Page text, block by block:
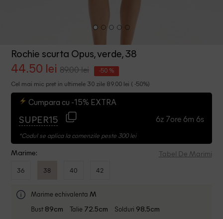
Rochie scurta Opus, verde, 38
44.50 lei 89.00 lei -50 %
Cel mai mic pret in ultimele 30 zile 89.00 lei ( -50%)
Cumpara cu -15% EXTRA
SUPER15 6z 7ore 6m 6s
*Codul se aplica la comenzile peste 300 lei
Marime: Tabel De Marimi
36 38 40 42
Marime echivalenta M
Bust 89cm Talie 72.5cm Solduri 98.5cm